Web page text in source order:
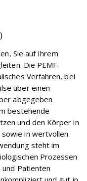
Sie auf Ihrem
Die PEMF-
Verfahren, bei
über einen
abgegeben
bestehende
und den Körper in
in wertvollen
steht im
Prozessen
Patienten